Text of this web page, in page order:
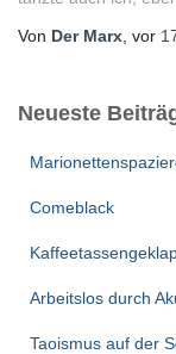
Von Der Marx , vor
Neueste
Comeblack
Arbeitslos durch
Taoismus auf der